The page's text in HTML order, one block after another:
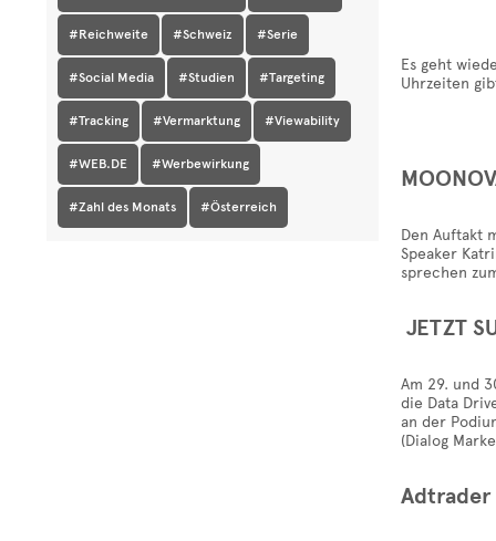
#Reichweite #Schweiz #Serie
#Social Media #Studien #Targeting
#Tracking #Vermarktung #Viewability
#WEB.DE #Werbewirkung
#Zahl des Monats #Österreich
Es geht
Uhrzeiten
Den Auftakt
Speaker
sprechen
JETZT
Am 29. und
die Data
an der
(Dialog
Adtrader